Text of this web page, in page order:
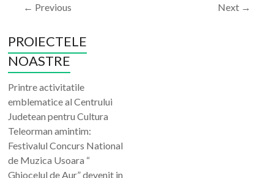
← Previous Next →
PROIECTELE
NOASTRE
Printre activitatile
emblematice al Centrului
Judetean pentru Cultura
Teleorman amintim:
Festivalul Concurs National
de Muzica Usoara “
Ghiocelul de Aur” devenit in